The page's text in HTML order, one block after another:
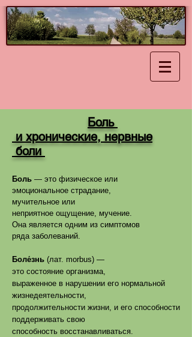
Боль
и хронические, нервные
боли
Боль — это физическое или
эмоциональное страдание,
мучительное или
неприятное ощущение, мучение.
Она является одним из симптомов
ряда заболеваний.
Боле́знь (лат. morbus) —
это состояние организма,
выраженное в нарушении его нормальной
жизнедеятельности,
продолжительности жизни, и его способности
поддерживать свою
способность восстанавливаться.